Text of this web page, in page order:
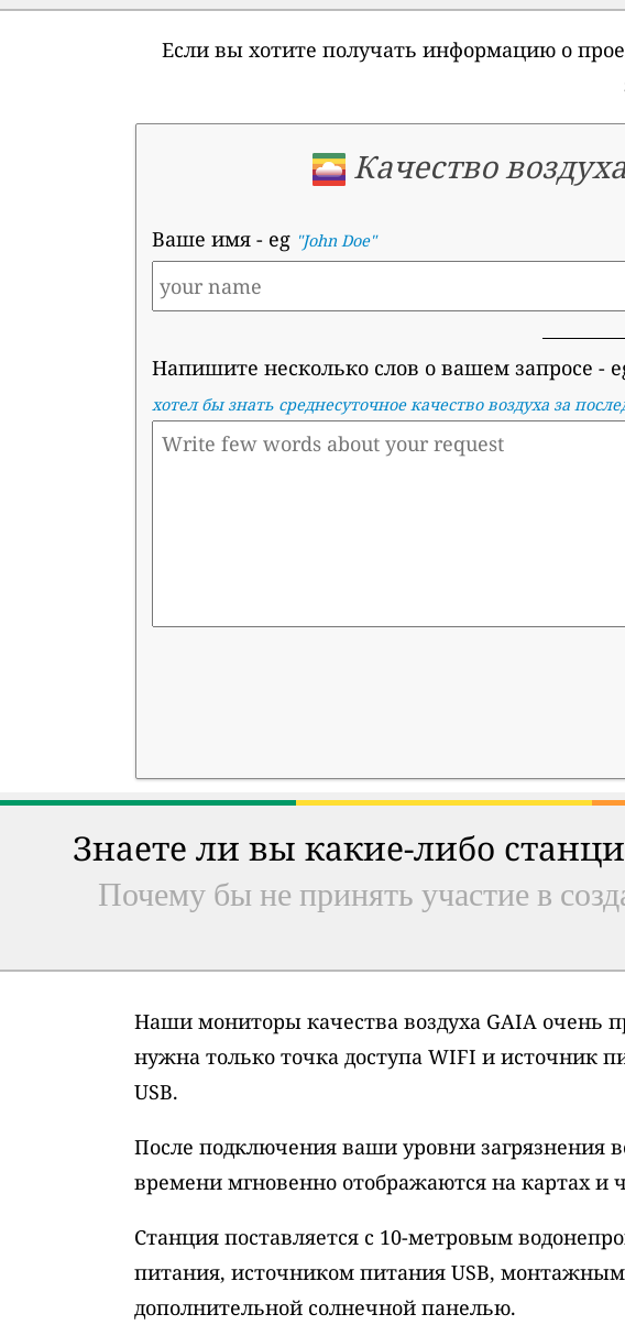
Если вы хотите получать информацию о
Качество
Ваше имя - eg "John Doe"
Напишите несколько слов о вашем запросе -
хотел бы знать среднесуточное качество воздуха за
Знаете ли вы какие-либо
Почему бы не принять участие в
Наши мониторы качества воздуха GAIA очень
нужна только точка доступа WIFI и источник
USB.
После подключения ваши уровни загрязнения
времени мгновенно отображаются на картах и
Станция поставляется с 10-метровым
питания, источником питания USB,
дополнительной солнечной панелью.